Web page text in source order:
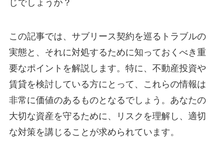
じでしょうか？
この記事では、サブリース契約を巡るトラブルの
実態と、それに対処するために知っておくべき重
要なポイントを解説します。特に、不動産投資や
賃貸を検討している方にとって、これらの情報は
非常に価値のあるものとなるでしょう。あなたの
大切な資産を守るために、リスクを理解し、適切
な対策を講じることが求められています。